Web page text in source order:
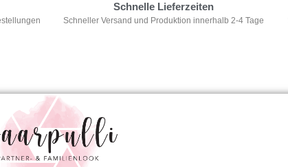
Schnelle Lieferzeiten
Schneller Versand und Produktion innerhalb 2-4 Tage